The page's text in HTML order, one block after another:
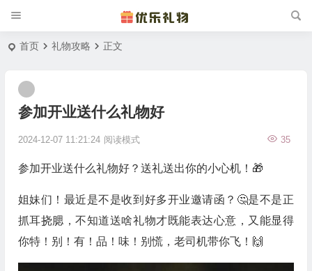
首页 礼物攻略 正文
参加开业送什么礼物好
2024-12-07 11:21:24 35
阅读模式
参加开业送什么礼物好？送礼送出你的小心机！🎁
姐妹们！最近是不是收到好多开业邀请函？🤔是不是正
抓耳挠腮，不知道送啥礼物才既能表达心意，又能显得
你特！别！有！品！味！别慌，老司机带你飞！🙌